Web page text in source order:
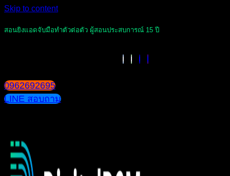
Skip to content
สอนยิงแอดจับมือทำตัวต่อตัว ผู้สอนประสบการณ์ 15 ปี
0962692695
LINE สอบถาม